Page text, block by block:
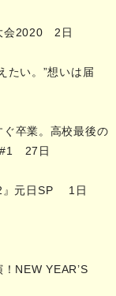
会2020 2日
たい。”想いは届
卒業。高校最後の
#1 27日
』元日SP 1日
NEW YEAR’S